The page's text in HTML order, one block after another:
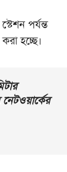
পর্যন্ত
হচ্ছে।